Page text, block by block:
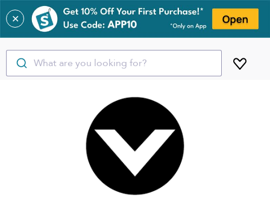
✕
What are you looking for?